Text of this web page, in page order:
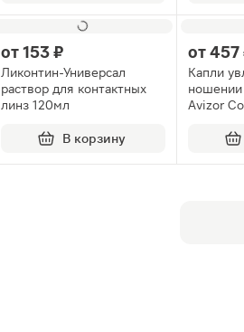
от153 ₽
Ликонтин-Универсал
раствор для контактных
линз 120мл
В корзину
от457
Капли
ношении
Avizor